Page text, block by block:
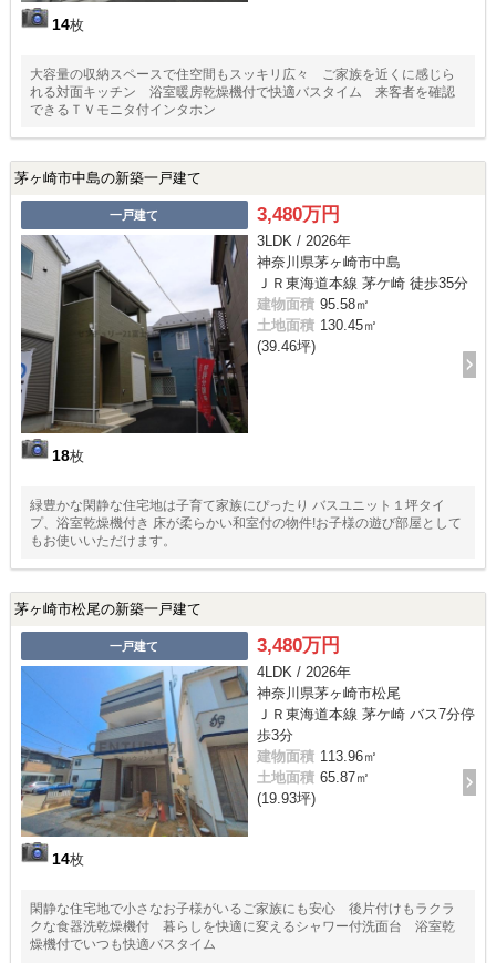
14枚
大容量の収納スペースで住空間もスッキリ広々 ご家族を近くに感じら
れる対面キッチン 浴室暖房乾燥機付で快適バスタイム 来客者を確認
できるＴＶモニタ付インタホン
茅ヶ崎市中島の新築一戸建て
一戸建て
18枚
3,480万円
3LDK / 2026年
神奈川県茅ヶ崎市中島
ＪＲ東海道本線 茅ケ崎 徒歩35分
建物面積 95.58㎡
土地面積 130.45㎡
(39.46坪)
緑豊かな閑静な住宅地は子育て家族にぴったり バスユニット１坪タイ
プ、浴室乾燥機付き 床が柔らかい和室付の物件!お子様の遊び部屋として
もお使いいただけます。
茅ヶ崎市松尾の新築一戸建て
一戸建て
14枚
3,480万円
4LDK / 2026年
神奈川県茅ヶ崎市松尾
ＪＲ東海道本線 茅ケ崎 バス7分停
歩3分
建物面積 113.96㎡
土地面積 65.87㎡
(19.93坪)
閑静な住宅地で小さなお子様がいるご家族にも安心 後片付けもラクラ
クな食器洗乾燥機付 暮らしを快適に変えるシャワー付洗面台 浴室乾